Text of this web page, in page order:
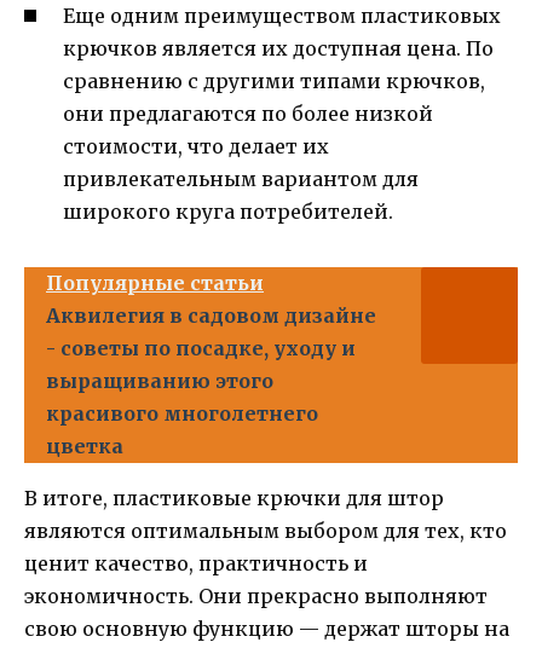
Еще одним преимуществом пластиковых
крючков является их доступная цена. По
сравнению с другими типами крючков,
они предлагаются по более низкой
стоимости, что делает их
привлекательным вариантом для
широкого круга потребителей.
Популярные статьи
Аквилегия в садовом дизайне
- советы по посадке, уходу и
выращиванию этого
красивого многолетнего
цветка
В итоге, пластиковые крючки для штор
являются оптимальным выбором для тех, кто
ценит качество, практичность и
экономичность. Они прекрасно выполняют
свою основную функцию — держат шторы на